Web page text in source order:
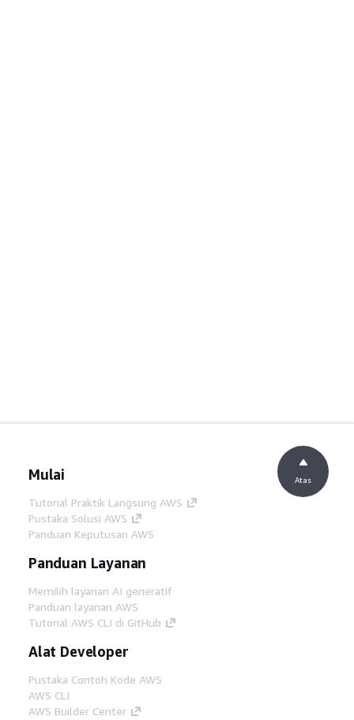
Mulai
Tutorial Praktik Langsung AWS
Pustaka Solusi AWS
Panduan Keputusan AWS
Panduan Layanan
Memilih layanan AI generatif
Panduan layanan AWS
Tutorial AWS CLI di GitHub
Alat Developer
Pustaka Contoh Kode AWS
AWS CLI
AWS Builder Center
Atas